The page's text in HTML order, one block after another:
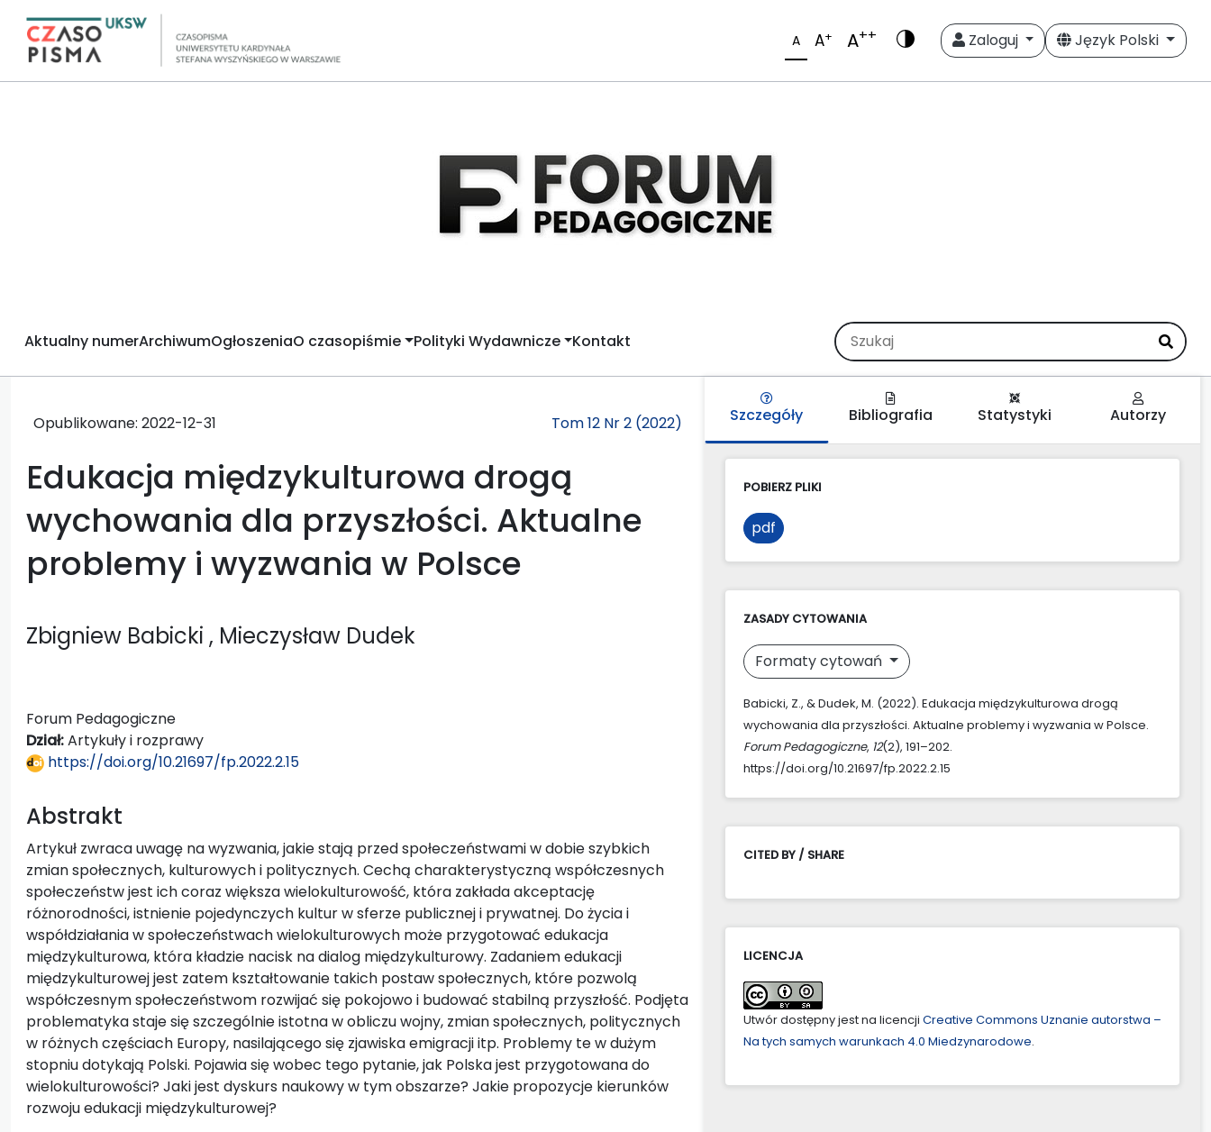
A A+ A++ Zaloguj Język Polski
Aktualny numerArchiwumOgłoszeniaO czasopiśmie Polityki Wydawnicze Kontakt
Opublikowane: 2022-12-31 Tom 12 Nr 2 (2022)
Edukacja międzykulturowa drogą
wychowania dla przyszłości. Aktualne
problemy i wyzwania w Polsce
Zbigniew Babicki , Mieczysław Dudek
Forum Pedagogiczne
Dział:Artykuły i rozprawy
https://doi.org/10.21697/fp.2022.2.15
Abstrakt
Artykuł zwraca uwagę na wyzwania, jakie stają przed społeczeństwami w dobie szybkich
zmian społecznych, kulturowych i politycznych. Cechą charakterystyczną współczesnych
społeczeństw jest ich coraz większa wielokulturowość, która zakłada akceptację
różnorodności, istnienie pojedynczych kultur w sferze publicznej i prywatnej. Do życia i
współdziałania w społeczeństwach wielokulturowych może przygotować edukacja
międzykulturowa, która kładzie nacisk na dialog międzykulturowy. Zadaniem edukacji
międzykulturowej jest zatem kształtowanie takich postaw społecznych, które pozwolą
współczesnym społeczeństwom rozwijać się pokojowo i budować stabilną przyszłość. Podjęta
problematyka staje się szczególnie istotna w obliczu wojny, zmian społecznych, politycznych
w różnych częściach Europy, nasilającego się zjawiska emigracji itp. Problemy te w dużym
stopniu dotykają Polski. Pojawia się wobec tego pytanie, jak Polska jest przygotowana do
wielokulturowości? Jaki jest dyskurs naukowy w tym obszarze? Jakie propozycje kierunków
rozwoju edukacji międzykulturowej?
Szczegóły Bibliografia Statystyki Autorzy
POBIERZ PLIKI
pdf
ZASADY CYTOWANIA
Formaty cytowań
Babicki, Z., & Dudek, M. (2022). Edukacja międzykulturowa drogą
wychowania dla przyszłości. Aktualne problemy i wyzwania w Polsce.
Forum Pedagogiczne, 12(2), 191–202.
https://doi.org/10.21697/fp.2022.2.15
CITED BY / SHARE
LICENCJA
Utwór dostępny jest na licencji Creative Commons Uznanie autorstwa –
Na tych samych warunkach 4.0 Miedzynarodowe.